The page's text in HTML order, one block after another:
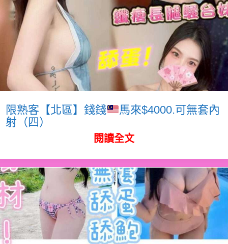
限熟客【北區】錢錢
馬來$4000.可無套內
射（四）
閱讀全文